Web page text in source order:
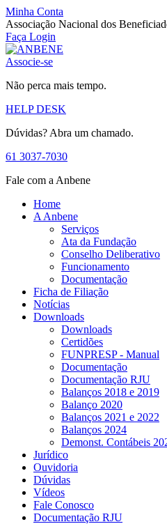
Minha Conta
Associação Nacional dos
Faça Login
Associe-se
Não perca mais tempo.
HELP DESK
Dúvidas? Abra um chamado.
61 3037-7030
Fale com a Anbene
Home
A Anbene
Serviços
Ata da Fundação
Conselho Deliberativo
Funcionamento
Documentação
Ficha de Filiação
Notícias
Downloads
Downloads
Certidões
FUNPRESP - Manual
Documentação
Documentação RJU
Balanços 2018 e 2019
Balanço 2020
Balanços 2021 e 2022
Balanços 2024
Demonst. Contábeis
Jurídico
Ouvidoria
Dúvidas
Vídeos
Fale Conosco
Documentação RJU